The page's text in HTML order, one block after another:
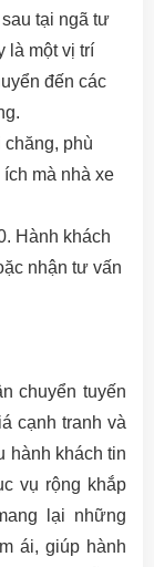
tại ngã tư
là một vị trí
đến các
phù
mà nhà xe
Hành khách
nhận tư vấn
chuyển tuyến
cạnh tranh và
hành khách tin
vụ rộng khắp
lại những
ái, giúp hành